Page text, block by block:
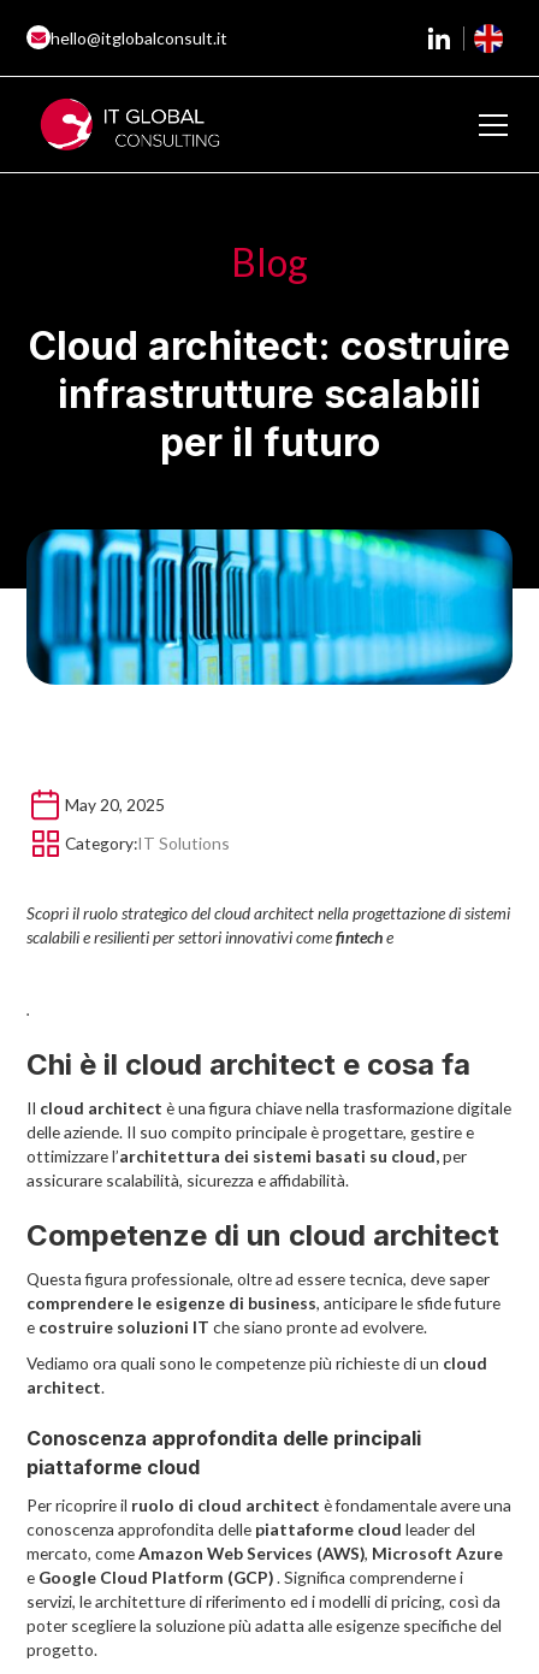
hello@itglobalconsult.it
Blog
Cloud architect: costruire
infrastrutture scalabili
per il futuro
May 20, 2025
Category:IT Solutions
Scopri il ruolo strategico del cloud architect nella progettazione di sistemi
scalabili e resilienti per settori innovativi comefinteche
.
Chi è il cloud architect e cosa fa
Il cloud architect è una figura chiave nella trasformazione digitale
delle aziende. Il suo compito principale è progettare, gestire e
ottimizzare l’architettura dei sistemi basati su cloud,per
assicurare scalabilità, sicurezza e affidabilità.
Competenze di un cloud architect
Questa figura professionale, oltre ad essere tecnica, deve saper
comprendere le esigenze di business, anticipare le sfide future
e costruire soluzioni IT che siano pronte ad evolvere.
Vediamo ora quali sono le competenze più richieste di un cloud
architect.
Conoscenza approfondita delle principali
piattaforme cloud
Per ricoprire il ruolo di cloud architect è fondamentale avere una
conoscenza approfondita delle piattaforme cloudleader del
mercato, comeAmazon Web Services (AWS), Microsoft Azure
e Google Cloud Platform (GCP). Significa comprenderne i
servizi, le architetture di riferimento ed i modelli di pricing, così da
poter scegliere la soluzione più adatta alle esigenze specifiche del
progetto.